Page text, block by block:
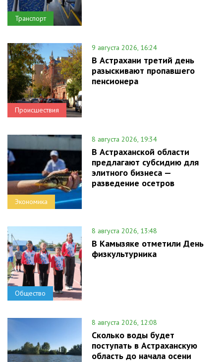
Транспорт
Происшествия
9 августа 2026, 16:24
В Астрахани третий день
разыскивают пропавшего
пенсионера
Экономика
8 августа 2026, 19:34
В Астраханской области
предлагают субсидию для
элитного бизнеса —
разведение осетров
Общество
8 августа 2026, 13:48
В Камызяке отметили День
физкультурника
8 августа 2026, 12:08
Сколько воды будет
поступать в Астраханскую
область до начала осени